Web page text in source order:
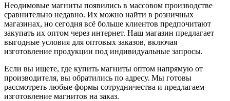
Неодимовые магниты появились в массовом производстве
сравнительно недавно. Их можно найти в розничных
магазинах, но сегодня всё больше клиентов предпочитают
закупать их оптом через интернет. Наш магазин предлагает
выгодные условия для оптовых заказов, включая
изготовление продукции под индивидуальные запросы.
Если вы ищете, где купить магниты оптом напрямую от
производителя, вы обратились по адресу. Мы готовы
рассмотреть любые формы сотрудничества и предлагаем
изготовление магнитов на заказ.